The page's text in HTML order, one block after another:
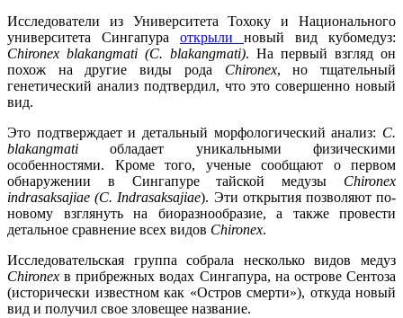
Исследователи из Университета Тохоку и Национального
университета Сингапура открыли новый вид кубомедуз:
Chironex blakangmati (C. blakangmati). На первый взгляд он
похож на другие виды рода Chironex, но тщательный
генетический анализ подтвердил, что это совершенно новый
вид.
Это подтверждает и детальный морфологический анализ: C.
blakangmati обладает уникальными физическими
особенностями. Кроме того, ученые сообщают о первом
обнаружении в Сингапуре тайской медузы Chironex
indrasaksajiae (C. Indrasaksajiae). Эти открытия позволяют по-
новому взглянуть на биоразнообразие, а также провести
детальное сравнение всех видов Chironex.
Исследовательская группа собрала несколько видов медуз
Chironex в прибрежных водах Сингапура, на острове Сентоза
(исторически известном как «Остров смерти»), откуда новый
вид и получил свое зловещее название.